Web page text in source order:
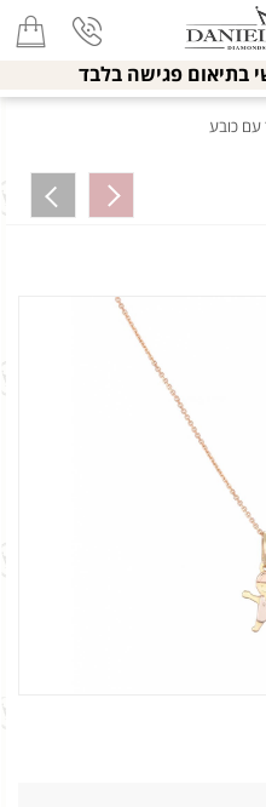
בתיאום פגישה בלבד
עם כובע